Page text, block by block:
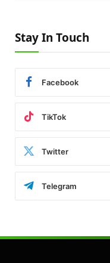
Stay In Touch
Facebook
TikTok
Twitter
Telegram